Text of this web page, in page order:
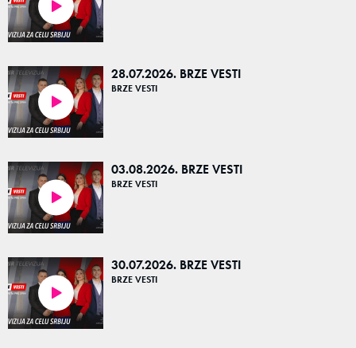
28.07.2026. BRZE VESTI
BRZE VESTI
03.08.2026. BRZE VESTI
BRZE VESTI
30.07.2026. BRZE VESTI
BRZE VESTI